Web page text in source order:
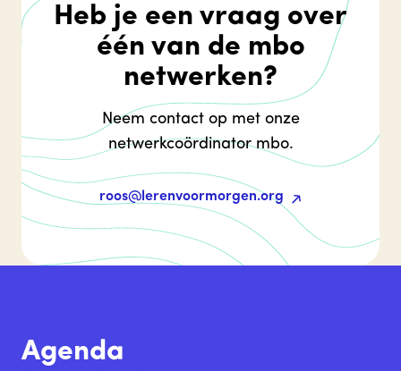
Heb je een vraag over
één van de mbo
netwerken?
Neem contact op met onze
netwerkcoördinator mbo.
roos@lerenvoormorgen.org
Agenda